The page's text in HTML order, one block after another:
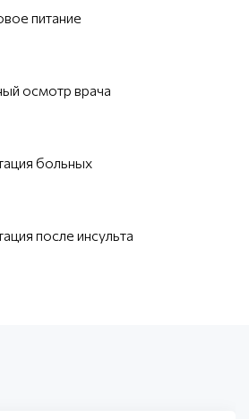
питание
осмотр врача
больных
после инсульта